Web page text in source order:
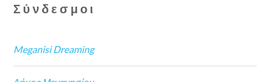
Σύνδεσμοι
Meganisi Dreaming